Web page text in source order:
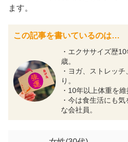
ます。
この記事を書いているのは…
・エクササイズ歴
歳。
・ヨガ、ストレッ
り。
・10年以上体重を維
・今は食生活にも
な会社員。